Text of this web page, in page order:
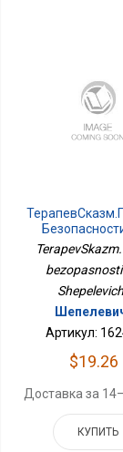
Артикул:
$19.26
Доставка за
КУПИТЬ